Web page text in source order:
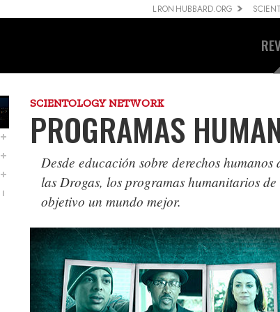
L RON HUBBARD.ORG
SCIENTOLOGY NETWORK
PROGRAMAS
Desde educación sobre derechos
las Drogas, los programas humanitarios
objetivo un mundo mejor.